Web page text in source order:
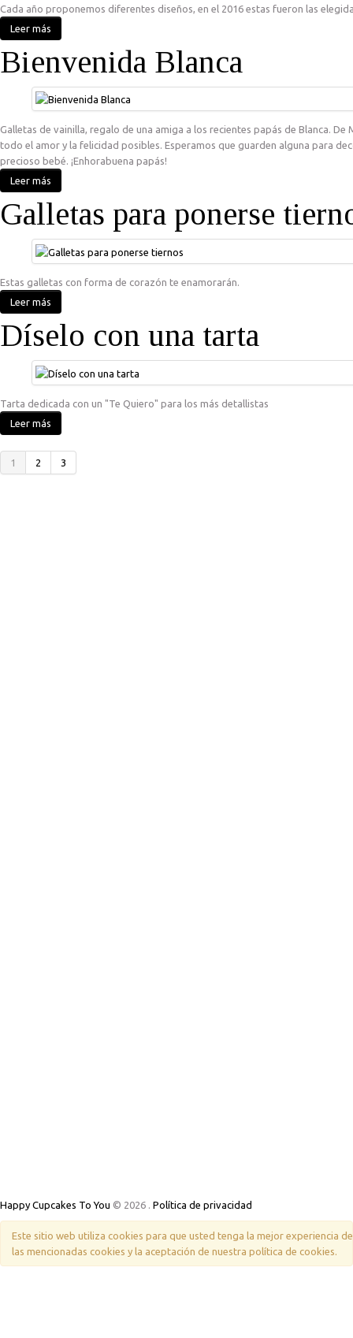
Cada año proponemos diferentes diseños, en el 2016 estas fueron las
Leer más
Bienvenida Blanca
Galletas de vainilla, regalo de una amiga a los recientes papás de Blanca. De
todo el amor y la felicidad posibles. Esperamos que guarden alguna para
precioso bebé. ¡Enhorabuena papás!
Leer más
Galletas para ponerse
Estas galletas con forma de corazón te enamorarán.
Leer más
Díselo con una tarta
Tarta dedicada con un "Te Quiero" para los más detallistas
Leer más
1 2 3
Happy Cupcakes To You © 2026 . Política de privacidad
Este sitio web utiliza cookies para que usted tenga la mejor experiencia
las mencionadas cookies y la aceptación de nuestra política de cookies.